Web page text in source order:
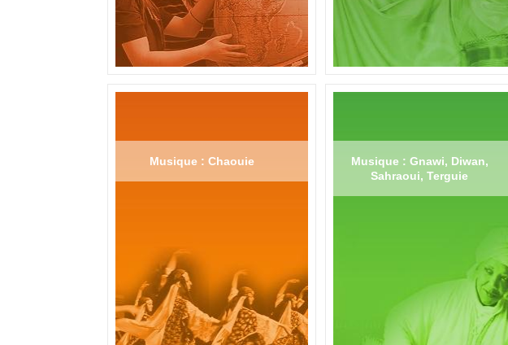
Musique : Chaouie
Musique : Gnawi, Diwan,
Sahraoui, Terguie